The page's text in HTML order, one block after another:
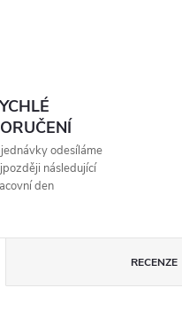
odesíláme
následující
den
RECENZE